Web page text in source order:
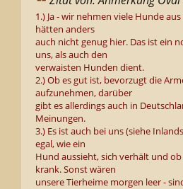
1.) Ja - wir nehmen viele Hunde
hätten anders
auch nicht genug hier. Das ist ein
uns, als auch den
verwaisten Hunden dient.
2.) Ob es gut ist, bevorzugt die
aufzunehmen, darüber
gibt es allerdings auch in
Meinungen.
3.) Es ist auch bei uns (siehe
egal, wie ein
Hund aussieht, sich verhält und
krank. Sonst wären
unsere Tierheime morgen leer -